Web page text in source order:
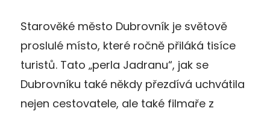
Starověké město Dubrovník je světově
proslulé místo, které ročně přiláká tisíce
turistů. Tato „perla Jadranu“, jak se
Dubrovníku také někdy přezdívá uchvátila
nejen cestovatele, ale také filmaře z